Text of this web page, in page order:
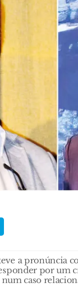
a pronúncia
por um
caso